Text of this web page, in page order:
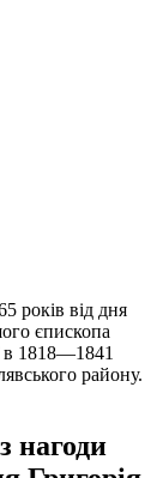
років від дня
єпископа
в 1818—1841
району.
нагоди